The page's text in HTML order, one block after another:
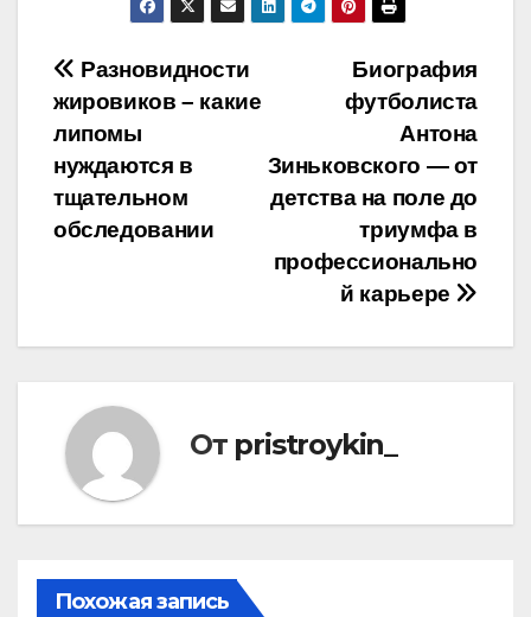
Навигация
по
записям
Биография
футболиста
Антона
Зиньковского — от
детства на поле до
триумфа в
профессионально
й карьере
Разновидности
жировиков – какие
липомы
нуждаются в
тщательном
обследовании
От pristroykin_
Похожая запись